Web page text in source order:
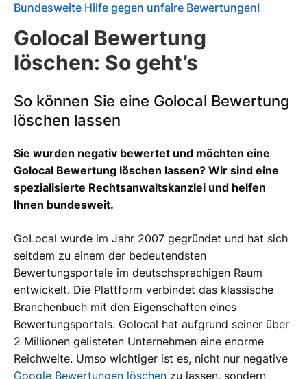
Bundesweite Hilfe gegen unfaire Bewertungen!
Golocal Bewertung
löschen: So geht’s
So können Sie eine Golocal Bewertung
löschen lassen
Sie wurden negativ bewertet und möchten eine
Golocal Bewertung löschen lassen? Wir sind eine
spezialisierte Rechtsanwaltskanzlei und helfen
Ihnen bundesweit.
GoLocal wurde im Jahr 2007 gegründet und hat sich
seitdem zu einem der bedeutendsten
Bewertungsportale im deutschsprachigen Raum
entwickelt. Die Plattform verbindet das klassische
Branchenbuch mit den Eigenschaften eines
Bewertungsportals. Golocal hat aufgrund seiner über
2 Millionen gelisteten Unternehmen eine enorme
Reichweite. Umso wichtiger ist es, nicht nur negative
Google Bewertungen löschen zu lassen, sondern